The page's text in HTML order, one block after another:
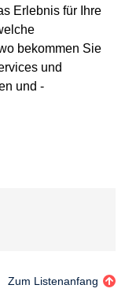
Erlebnis für Ihre
bekommen Sie
und
und -
Zum Listenanfang